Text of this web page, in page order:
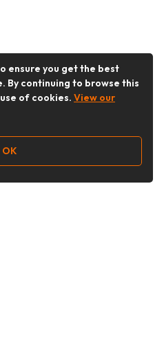
ensure you get the best
By continuing to browse this
of cookies. View our
OK